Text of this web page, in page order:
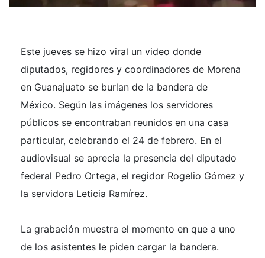
Este jueves se hizo viral un video donde
diputados, regidores y coordinadores de Morena
en Guanajuato se burlan de la bandera de
México. Según las imágenes los servidores
públicos se encontraban reunidos en una casa
particular, celebrando el 24 de febrero. En el
audiovisual se aprecia la presencia del diputado
federal Pedro Ortega, el regidor Rogelio Gómez y
la servidora Leticia Ramírez.
La grabación muestra el momento en que a uno
de los asistentes le piden cargar la bandera.